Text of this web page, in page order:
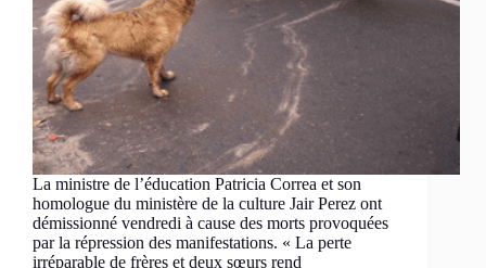
La ministre de l’éducation Patricia Correa et son
homologue du ministère de la culture Jair Perez ont
démissionné vendredi à cause des morts provoquées
par la répression des manifestations. « La perte
irréparable de frères et deux sœurs rend